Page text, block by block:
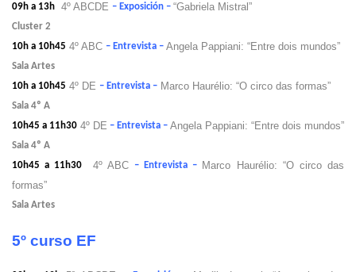
09h a 13h 4º ABCDE – Exposición – “Gabriela Mistral”
Cluster 2
10h a 10h45 4º ABC – Entrevista – Angela Pappiani: “Entre dois mundos”
Sala Artes
10h a 10h45 4º DE – Entrevista – Marco Haurélio: “O circo das formas”
Sala 4º A
10h45 a 11h30 4º DE – Entrevista – Angela Pappiani: “Entre dois mundos”
Sala 4º A
10h45 a 11h30
4º ABC – Entrevista –
Marco Haurélio: “O circo das
formas”
Sala Artes
5º curso EF